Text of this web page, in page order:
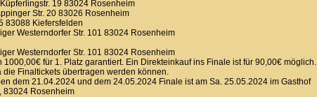
19 83024 Rosenheim
Str. 20 83026 Rosenheim
83088 Kiefersfelden
Westerndorfer Str. 101 83024 Rosenheim
Westerndorfer Str. 101 83024 Rosenheim
für 1. Platz garantiert. Ein Direkteinkauf ins Finale ist für 90,00€ möglich.
Finaltickets übertragen werden können.
dem 21.04.2024 und dem 24.05.2024 Finale ist am Sa. 25.05.2024 im Gasthof
83024 Rosenheim